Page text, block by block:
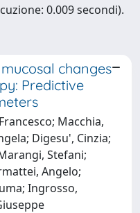
0.009 secondi).
changes
Predictive
Macchia,
Digesu', Cinzia;
Stefani;
Angelo;
Ingrosso,